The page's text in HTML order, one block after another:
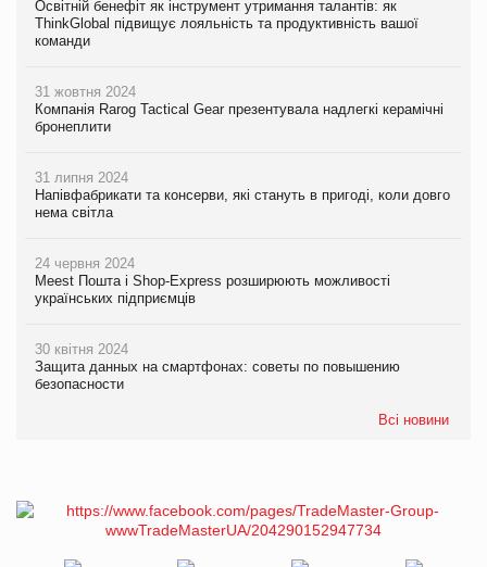
Освітній бенефіт як інструмент утримання талантів: як
ThinkGlobal підвищує лояльність та продуктивність вашої
команди
31 жовтня 2024
Компанія Rarog Tactical Gear презентувала надлегкі керамічні
бронеплити
31 липня 2024
Напівфабрикати та консерви, які стануть в пригоді, коли довго
нема світла
24 червня 2024
Meest Пошта і Shop-Express розширюють можливості
українських підприємців
30 квітня 2024
Защита данных на смартфонах: советы по повышению
безопасности
Всі новини